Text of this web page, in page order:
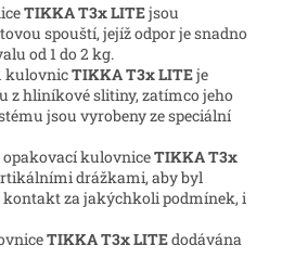
TIKKA T3x LITEjsou
spouští, jejíž odpor je snadno
od 1 do 2 kg.
kulovnicTIKKA T3x LITEje
z hliníkové slitiny, zatímco jeho
jsou vyrobeny ze speciální
kulovniceTIKKA T3x
drážkami, aby byl
za jakýchkoli podmínek, i
TIKKA T3x LITEdodávána